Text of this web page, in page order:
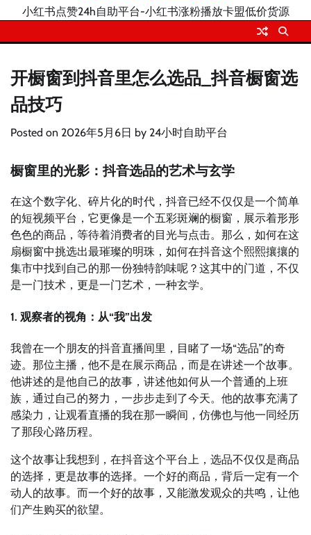
小红书点赞24h自助平台-小红书涨粉播放卡盟低价货源
开橱窗到抖音里怎么选品_抖音橱窗选
品技巧
Posted on 2026年5月6日 by 24小时自助平台
橱窗里的光影：抖音选品的艺术与玄学
在这个数字化、碎片化的时代，抖音已经不仅仅是一个简单
的短视频平台，它更像是一个五彩斑斓的橱窗，展示着形形
色色的商品，等待着消费者的目光与点击。那么，如何在这
扇橱窗中挑选出最璀璨的明珠，如何在抖音这个熙熙攘攘的
集市中找到自己的那一份独特韵味呢？这其中的门道，不仅
是一门技术，更是一门艺术，一种玄学。
1. 观察者的视角：从“我”出发
我曾在一个朋友的抖音直播间里，目睹了一场“选品”的奇
迹。那位主播，他不是在展示商品，而是在讲述一个故事。
他讲述的是他自己的故事，讲述他如何从一个普通的上班
族，通过自己的努力，一步步走到了今天。他的故事充满了
感染力，让观看直播的我在那一瞬间，仿佛也与他一同经历
了那段心路历程。
这个故事让我想到，在抖音这个平台上，选品不仅仅是商品
的选择，更是故事的选择。一个好的商品，背后一定有一个
动人的故事。而一个好的故事，又能激发观众的共鸣，让他
们产生购买的欲望。